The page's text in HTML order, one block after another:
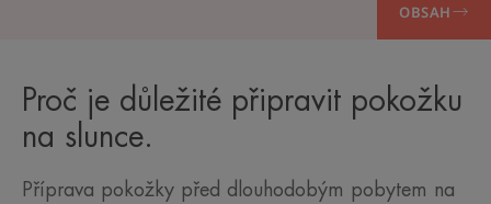
OBSAH
Proč je důležité připravit pokožku
na slunce.
Příprava pokožky před dlouhodobým pobytem na